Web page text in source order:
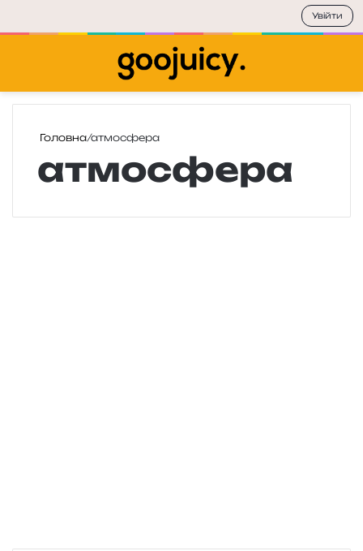
Головна/атмосфера
атмосфера
Увійти